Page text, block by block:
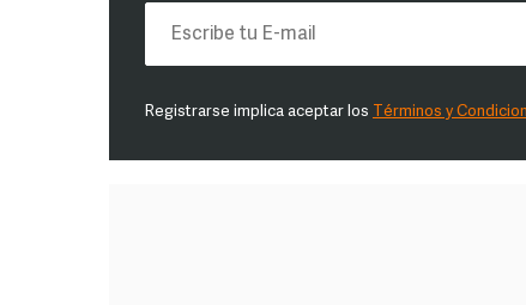
Registrarse implica aceptar los Términos y